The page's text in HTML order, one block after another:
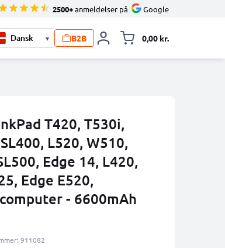
2500+anmeldelser på Google
▾ B2B 0,00 kr.
T420, T530i,
L520, W510,
Edge 14, L420,
Edge E520,
- 6600mAh
911082